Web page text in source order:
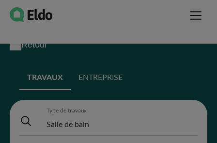
Retour
TRAVAUX ENTREPRISE
Type de travaux